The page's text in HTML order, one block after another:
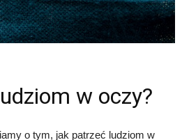
w oczy?
o tym, jak patrzeć ludziom w